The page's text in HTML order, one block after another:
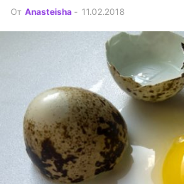
От Anasteisha - 11.02.2018